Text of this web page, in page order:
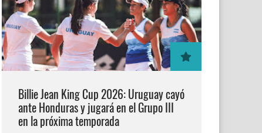
Billie Jean King Cup 2026: Uruguay cayó
ante Honduras y jugará en el Grupo III
en la próxima temporada